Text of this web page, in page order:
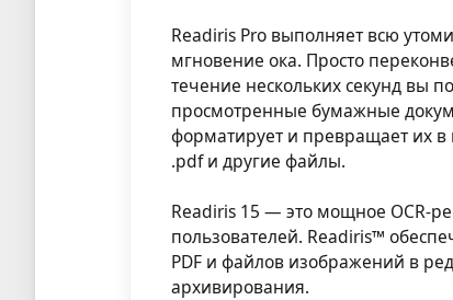
Readiris Pro выполняет всю
мгновение ока. Просто
течение нескольких секунд вы
просмотренные бумажные
форматирует и превращает их в
.pdf и другие файлы.
Readiris 15 — это мощное OCR-
пользователей. Readiris™
PDF и файлов изображений в
архивирования.